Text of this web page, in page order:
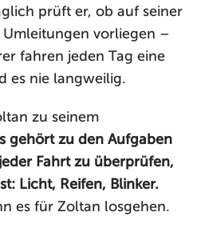
prüft er, ob auf seiner
vorliegen –
fahren jeden Tag eine
es nie langweilig.
zu seinem
gehört zu den Aufgaben
Fahrt zu überprüfen,
Licht, Reifen, Blinker.
es für Zoltan losgehen.